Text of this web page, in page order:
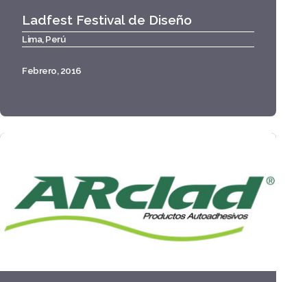
Ladfest Festival de Diseño
Lima, Perú
Febrero, 2016